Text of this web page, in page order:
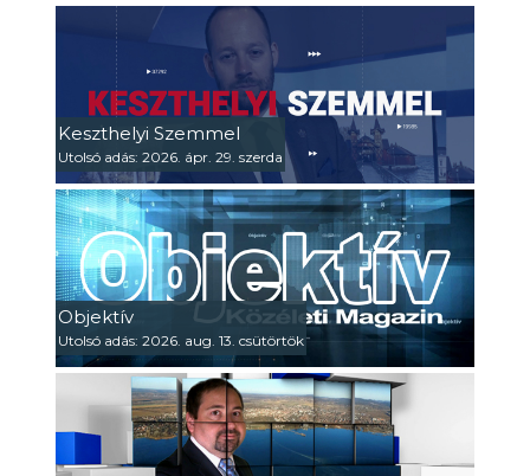
Keszthelyi Szemmel
Utolsó adás: 2026. ápr. 29. szerda
Objektív
Utolsó adás: 2026. aug. 13. csütörtök